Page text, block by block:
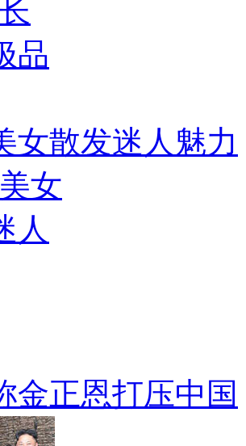
女散发迷人魅力
金正恩打压中国